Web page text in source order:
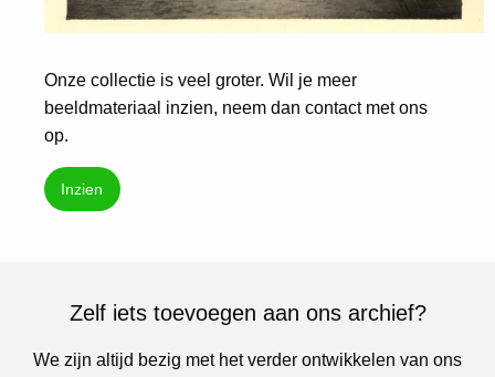
Onze collectie is veel groter. Wil je meer
beeldmateriaal inzien, neem dan contact met ons
op.
Inzien
Zelf iets toevoegen aan ons archief?
We zijn altijd bezig met het verder ontwikkelen van ons